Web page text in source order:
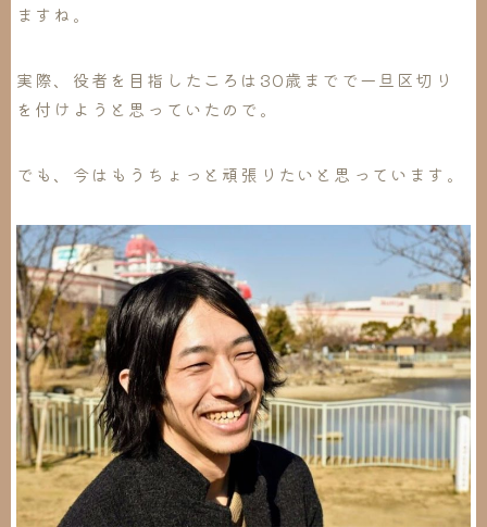
ますね。
実際、役者を目指したころは30歳までで一旦区切り
を付けようと思っていたので。
でも、今はもうちょっと頑張りたいと思っています。